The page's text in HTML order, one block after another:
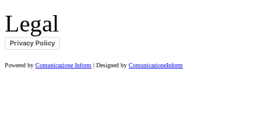
Legal
Privacy Policy
Powered by Comunicazione Inform | Designed by ComunicazioneInform